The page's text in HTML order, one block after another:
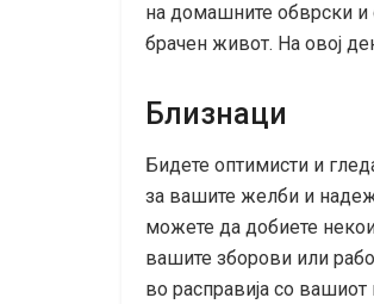
на домашните обврски и
брачен живот. На овој
Близнаци
Бидете оптимисти и
за вашите желби и
можете да добиете
вашите зборови или
во расправија со